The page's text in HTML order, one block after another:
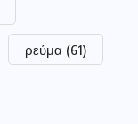
ρεύμα (61)